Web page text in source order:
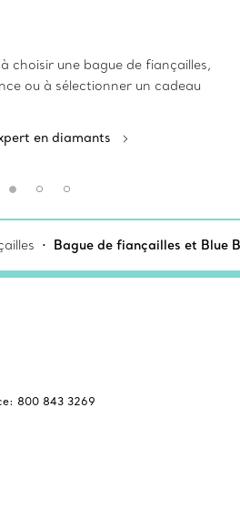
choisir une bague de fiançailles,
ou à sélectionner un cadeau
en diamants
Bague de fiançailles et Blue
800 843 3269